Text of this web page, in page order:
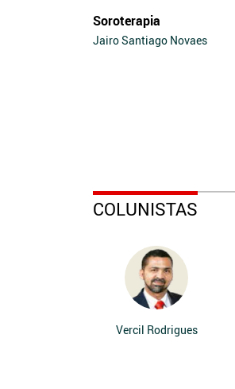
Soroterapia
Jairo Santiago Novaes
COLUNISTAS
Vercil Rodrigues